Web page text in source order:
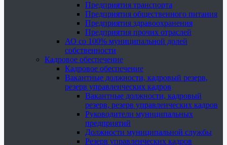
Предприятия транспорта
Предприятия общественного питания
Предприятия здравоохранения
Предприятия прочих отраслей
АО со 100% муниципальной долей
собственности
Кадровое обеспечение
Кадровое обеспечение
Вакантные должности, кадровый резерв,
резерв управленческих кадров
Вакантные должности, кадровый
резерв, резерв управленческих кадров
Руководители муниципальных
предприятий
Должности муниципальной службы
Резерв управленческих кадров